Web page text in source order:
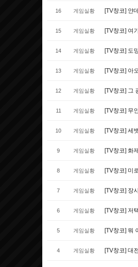
16 게임실황 [TV창코] 얀
15 게임실황 [TV창코] 여
14 게임실황 [TV창코] 도
13 게임실황 [TV창코] 아
12 게임실황 [TV창코] 그
11 게임실황 [TV창코] 무
10 게임실황 [TV창코] 세
9 게임실황 [TV창코] 화
8 게임실황 [TV창코] 미
7 게임실황 [TV창코] 장
6 게임실황 [TV창코] 저
5 게임실황 [TV창코] 뭐
4 게임실황 [TV창코] 대